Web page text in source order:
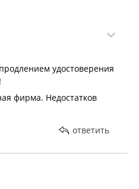
удостоверения
фирма. Недостатков
ответить